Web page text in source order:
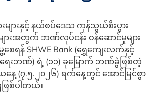
များနှင့် နယ်စပ်ဒေသ ကုန်သွယ်စီးပွား
ားအတွက် ဘဏ်လုပ်ငန်း ဝန်ဆောင်မှုများ
စေရန် SHWE Bank (ရွှေကျေးလက်နှင့်
ေးဘဏ်) ရဲ့ (၁၁) ခုမြောက် ဘဏ်ခွဲဖြစ်တဲ့
ေ့ (၇.၅.၂၀၂၆) ရက်နေ့တွင် အောင်မြင်စွာ
စ်ပါတယ်။